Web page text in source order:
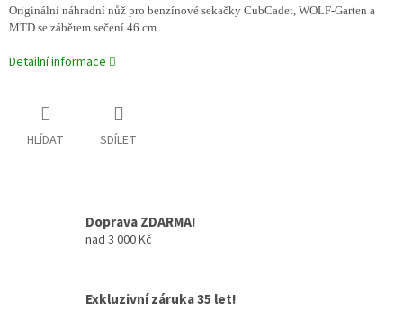
Originální náhradní nůž pro benzínové sekačky CubCadet, WOLF-Garten a
MTD se záběrem sečení 46 cm.
Detailní informace
HLÍDAT SDÍLET
Doprava ZDARMA!
nad 3 000 Kč
Exkluzivní záruka 35 let!